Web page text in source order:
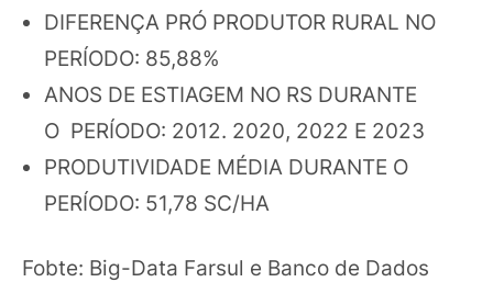
DIFERENÇA PRÓ PRODUTOR RURAL NO
PERÍODO: 85,88%
ANOS DE ESTIAGEM NO RS DURANTE
O PERÍODO: 2012. 2020, 2022 E 2023
PRODUTIVIDADE MÉDIA DURANTE O
PERÍODO: 51,78 SC/HA
Fobte: Big-Data Farsul e Banco de Dados